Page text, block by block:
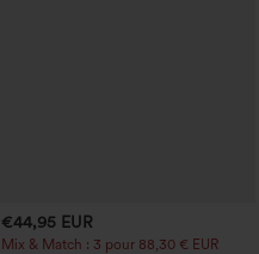
€44,95 EUR
Mix & Match : 3 pour 88,30 € EUR